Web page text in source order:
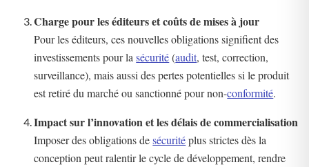
Charge pour les éditeurs et coûts de mises à jour
Pour les éditeurs, ces nouvelles obligations signifient des
investissements pour lasécurité(audit, test, correction,
surveillance), mais aussi des pertes potentielles si le produit
est retiré du marché ou sanctionné pour non-conformité.
Impact sur l’innovation et les délais de commercialisation
Imposer des obligations desécuritéplus strictes dès la
conception peut ralentir le cycle de développement, rendre